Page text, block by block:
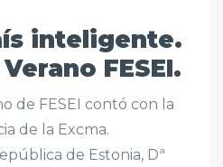
inteligente.
FESEI.
de FESEI contó con la
de la Excma.
de Estonia, Dª